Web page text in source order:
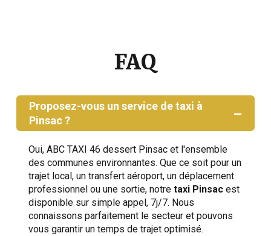
FAQ
Proposez-vous un service de taxi à
Pinsac ?
Oui, ABC TAXI 46 dessert Pinsac et l'ensemble
des communes environnantes. Que ce soit pour un
trajet local, un transfert aéroport, un déplacement
professionnel ou une sortie, notre taxi Pinsacest
disponible sur simple appel, 7j/7. Nous
connaissons parfaitement le secteur et pouvons
vous garantir un temps de trajet optimisé.